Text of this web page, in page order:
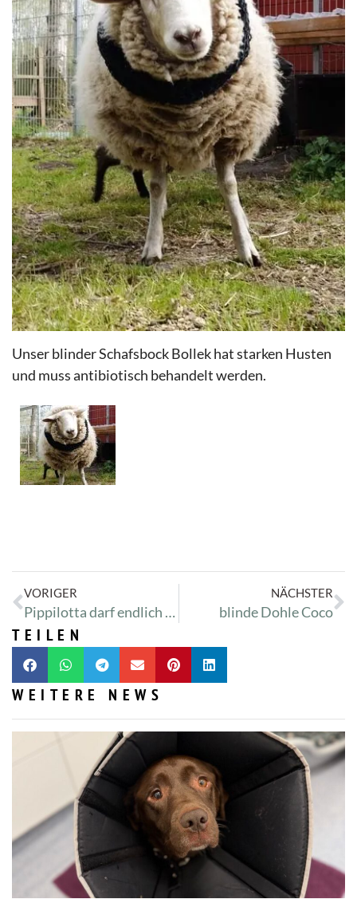
Unser blinder Schafsbock Bollek hat starken Husten
und muss antibiotisch behandelt werden.
VORIGER
Pippilotta darf endlich ausziehen
NÄCHSTER
blinde Dohle Coco
TEILEN
WEITERE NEWS